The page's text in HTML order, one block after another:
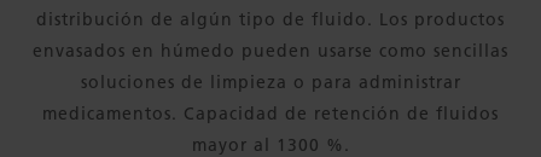
distribución de algún tipo de fluido. Los productos
envasados en húmedo pueden usarse como sencillas
soluciones de limpieza o para administrar
medicamentos. Capacidad de retención de fluidos
mayor al 1300 %.